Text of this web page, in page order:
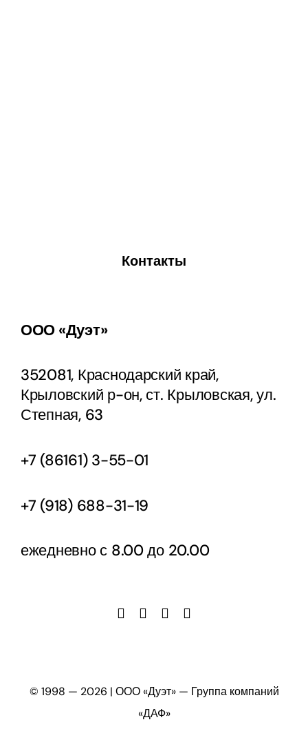
Контакты
ООО «Дуэт»
352081, Краснодарский край,
Крыловский р-он, ст. Крыловская, ул.
Степная, 63
+7 (86161) 3-55-01
+7 (918) 688-31-19
ежедневно с 8.00 до 20.00
© 1998 — 2026 | ООО «Дуэт» — Группа компаний
«ДАФ»